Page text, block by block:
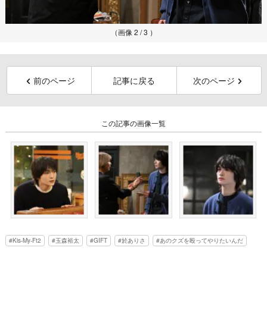
（画像 2 / 3 ）
前のページ 記事に戻る 次のページ
この記事の画像一覧
Kis-My-Ft2 玉森裕太 GIFT 於ありさ あのクズを殴ってやりたいんだ